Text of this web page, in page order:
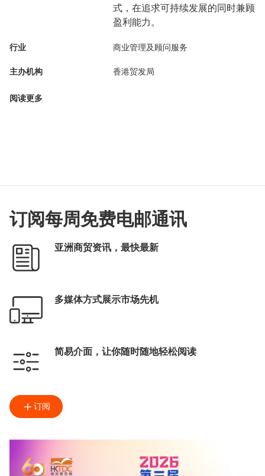
式，在追求可持续发展的同时兼顾
盈利能力。
行业 商业管理及顾问服务
主办机构 香港贸发局
阅读更多
订阅每周免费电邮通讯
亚洲商贸资讯，最快最新
多媒体方式展示市场先机
简易介面，让你随时随地轻松阅读
订阅